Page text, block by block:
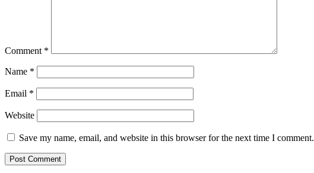
Comment *
Name *
Email *
Website
Save my name, email, and website in this browser for the next time I comment.